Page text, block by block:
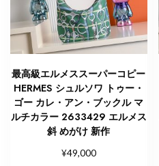
最高級エルメススーパーコピー
HERMES シュルソワ トゥー・
ゴー カレ・アン・ブックル マ
ルチカラー 2633429 エルメス
斜 めがけ 新作
¥49,000